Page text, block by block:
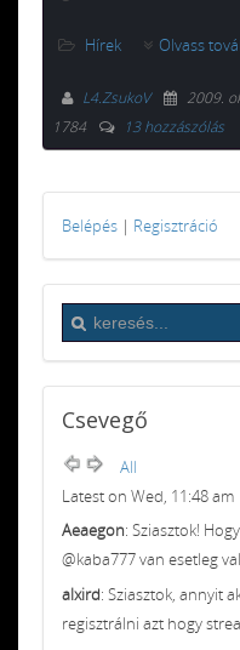
Hírek Olvass
L4.ZsukoV 2009.
1784
13 hozzászólás
Belépés | Regisztráció
Csevegő
All
Latest on Wed, 11:48 am
Aeaegon: Sziasztok!
@kaba777 van esetleg
alxird: Sziasztok, annyit
regisztrálni azt hogy